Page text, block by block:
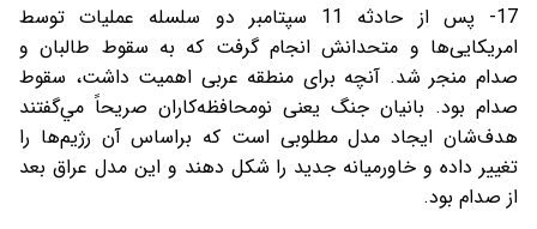
17- پس از حادثه 11 سپتامبر دو سلسله عملیات توسط
امریکایی‌ها و متحدانش انجام گرفت که به سقوط طالبان و
صدام منجر شد. آنچه برای منطقه عربی اهمیت داشت، سقوط
صدام بود. بانیان جنگ یعنی نومحافظه‌کاران صریحاً مي‌گفتند
هدف‌شان ايجاد مدل مطلوبی است كه براساس آن رژیم‌ها را
تغییر داده و خاورميانه جديد را شكل دهند و اين مدل عراق بعد
از صدام بود.